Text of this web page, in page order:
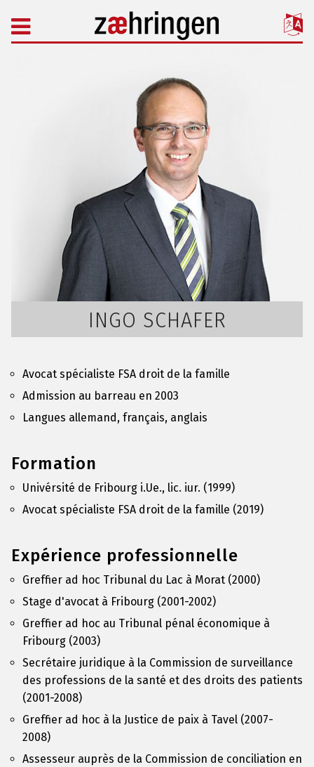
INGO SCHAFER
Avocat spécialiste FSA droit de la famille
Admission au barreau en 2003
Langues allemand, français, anglais
Formation
Univérsité de Fribourg i.Ue., lic. iur. (1999)
Avocat spécialiste FSA droit de la famille (2019)
Expérience professionnelle
Greffier ad hoc Tribunal du Lac à Morat (2000)
Stage d'avocat à Fribourg (2001-2002)
Greffier ad hoc au Tribunal pénal économique à
Fribourg (2003)
Secrétaire juridique à la Commission de surveillance
des professions de la santé et des droits des patients
(2001-2008)
Greffier ad hoc à la Justice de paix à Tavel (2007-
2008)
Assesseur auprès de la Commission de conciliation en